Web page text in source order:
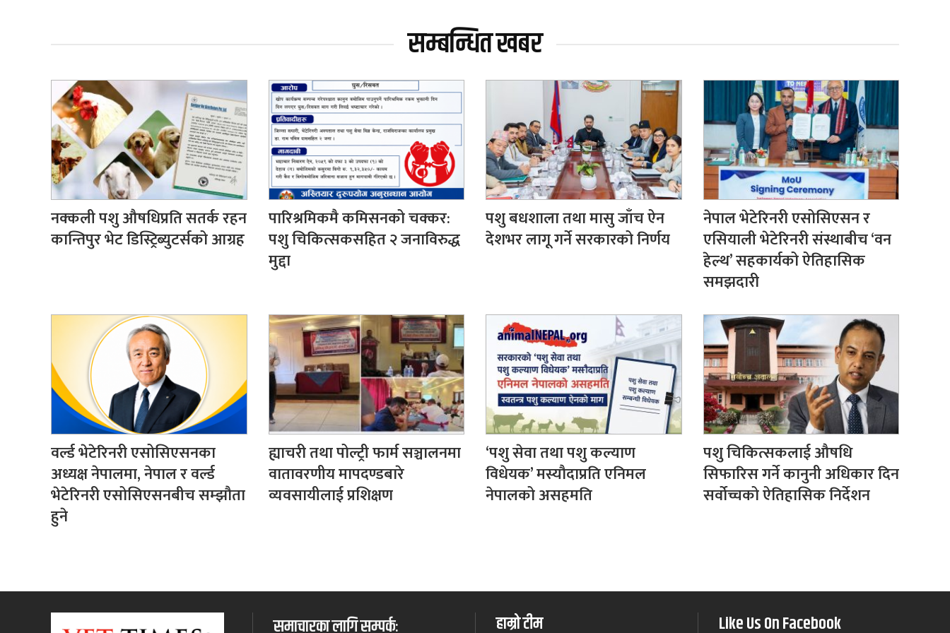
सम्बन्धित खबर
नक्कली पशु औषधिप्रति सतर्क रहन
कान्तिपुर भेट डिस्ट्रिब्युटर्सको आग्रह
पारिश्रमिकमै कमिसनको चक्कर:
पशु चिकित्सकसहित २ जनाविरुद्ध
मुद्दा
पशु बधशाला तथा मासु जाँच ऐन
देशभर लागू गर्ने सरकारको निर्णय
नेपाल भेटेरिनरी एसोसिएसन र
एसियाली भेटेरिनरी संस्थाबीच ‘वन
हेल्थ’ सहकार्यको ऐतिहासिक
समझदारी
वर्ल्ड भेटेरिनरी एसोसिएसनका
अध्यक्ष नेपालमा, नेपाल र वर्ल्ड
भेटेरिनरी एसोसिएसनबीच सम्झौता
हुने
ह्याचरी तथा पोल्ट्री फार्म सञ्चालनमा
वातावरणीय मापदण्डबारे
व्यवसायीलाई प्रशिक्षण
‘पशु सेवा तथा पशु कल्याण
विधेयक’ मस्यौदाप्रति एनिमल
नेपालको असहमति
पशु चिकित्सकलाई औषधि
सिफारिस गर्ने कानुनी अधिकार दिन
सर्वोच्चको ऐतिहासिक निर्देशन
समाचारका लागि सम्पर्कः हाम्रो टीम Like Us On Facebook